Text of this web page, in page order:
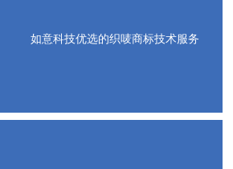
如意科技优选的织唛商标技术服务